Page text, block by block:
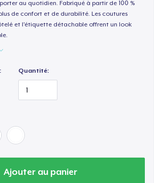
au quotidien. Fabriqué à partir de 100 %
de confort et de durabilité. Les coutures
et l'étiquette détachable offrent un look
Quantité:
Ajouter au panier